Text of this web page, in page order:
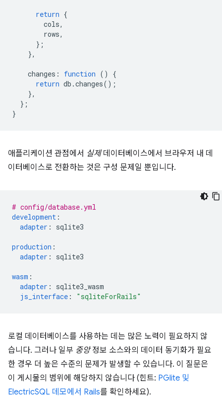
return {
cols,
rows,
};
},
changes : function ()
{
return db .changes();
},
};
}
애플리케이션 관점에서 실제데이터베이스에서 브라우저 내 데
이터베이스로 전환하는 것은 구성 문제일 뿐입니다.
# config/database.yml
development :
adapter : sqlite3
production :
adapter : sqlite3
wasm :
adapter :
sqlite3_wasm
js_interface : "sqliteForRails"
로컬 데이터베이스를 사용하는 데는 많은 노력이 필요하지 않
습니다. 그러나 일부 중앙정보 소스와의 데이터 동기화가 필요
한 경우 더 높은 수준의 문제가 발생할 수 있습니다. 이 질문은
이 게시물의 범위에 해당하지 않습니다 (힌트: PGlite 및
ElectricSQL 데모에서 Rails를 확인하세요).